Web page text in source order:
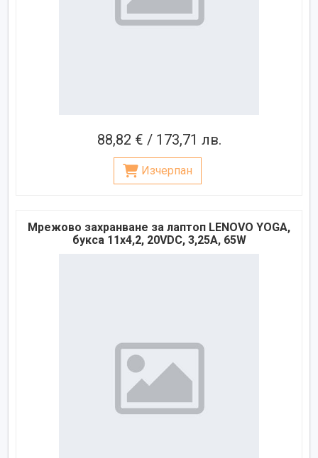
88,82 € / 173,71 лв.
Изчерпан
Мрежово захранване за лаптоп LENOVO YOGA,
букса 11x4,2, 20VDC, 3,25A, 65W